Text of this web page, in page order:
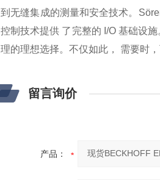
到无缝集成的测量和安全技术。
控制技术提供 了完整的 I/O 基础设
理的理想选择。不仅如此， 需要时
留言询价
产品：